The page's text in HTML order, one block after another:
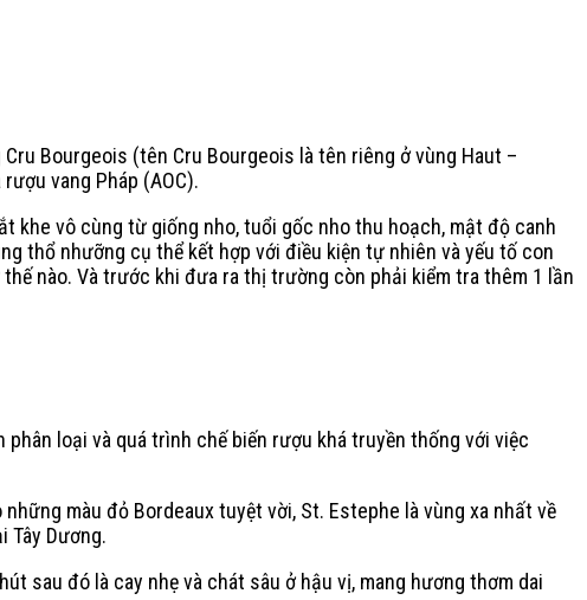
Bourgeois (tên Cru Bourgeois là tên riêng ở vùng Haut –
vang Pháp (AOC).
khe vô cùng từ giống nho, tuổi gốc nho thu hoạch, mật độ canh
thổ nhưỡng cụ thể kết hợp với điều kiện tự nhiên và yếu tố con
nào. Và trước khi đưa ra thị trường còn phải kiểm tra thêm 1 lần
loại và quá trình chế biến rượu khá truyền thống với việc
màu đỏ Bordeaux tuyệt vời, St. Estephe là vùng xa nhất về
Tây Dương.
sau đó là cay nhẹ và chát sâu ở hậu vị, mang hương thơm dai